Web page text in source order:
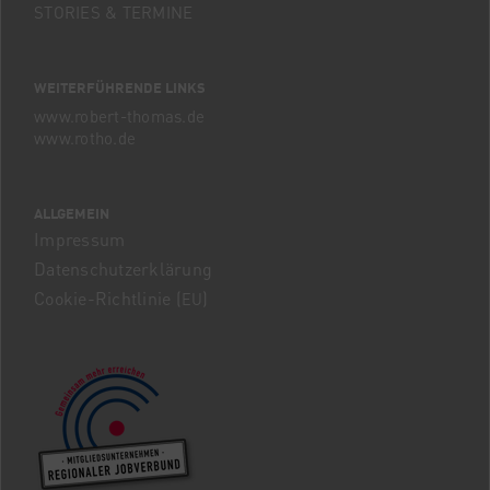
STORIES & TERMINE
WEITERFÜHRENDE LINKS
www.robert-thomas.de
www.rotho.de
ALLGEMEIN
Impressum
Datenschutzerklärung
Cookie-Richtlinie (
EU )